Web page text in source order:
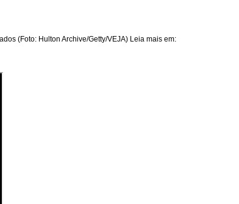
(Foto: Hulton Archive/Getty/VEJA) Leia mais em: